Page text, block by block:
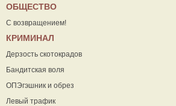
ОБЩЕСТВО
С возвращением!
КРИМИНАЛ
Дерзость скотокрадов
Бандитская воля
ОПЭгэшник и обрез
Левый трафик